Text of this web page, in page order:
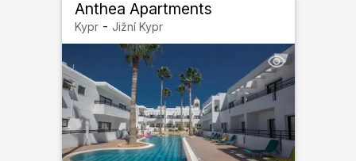
Anthea Apartments
Kypr- Jižní Kypr